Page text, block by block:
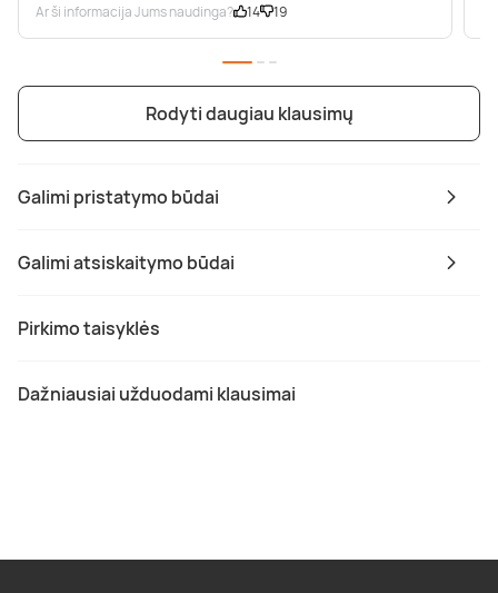
Galimi pristatymo būdai
Galimi atsiskaitymo būdai
Pirkimo taisyklės
Dažniausiai užduodami klausimai
Ar ši informacija Jums naudinga? 14 19
Rodyti daugiau klausimų